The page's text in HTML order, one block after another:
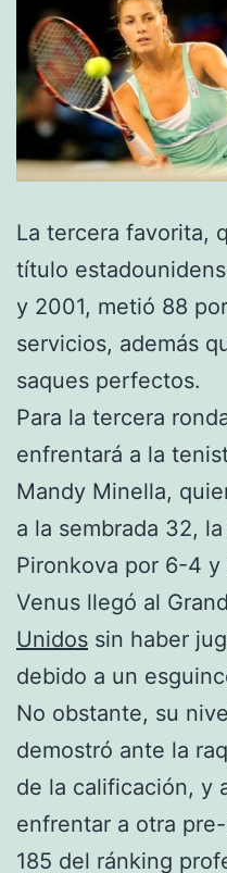
La tercera favorita,
título
y 2001, metió 88
servicios, además
saques perfectos.
Para la tercera
enfrentará a la
Mandy Minella,
a la sembrada 32,
Pironkova por 6-4 y
Venus llegó al
Unidos sin haber
debido a un
No obstante, su
demostró ante la
de la calificación, y
enfrentar a otra
185 del ránking